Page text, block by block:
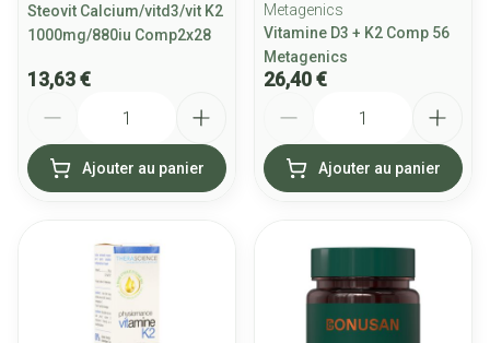
Steovit Calcium/vitd3/vit K2
1000mg/880iu Comp2x28
13,63 €
Ajouter au panier
Metagenics
Vitamine D3 + K2 Comp 56
Metagenics
26,40 €
Ajouter au panier